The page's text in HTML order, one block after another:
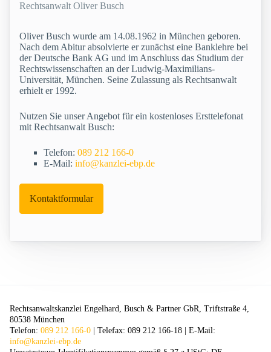
Rechtsanwalt Oliver Busch
Oliver Busch wurde am 14.08.1962 in München geboren.
Nach dem Abitur absolvierte er zunächst eine Banklehre bei
der Deutsche Bank AG und im Anschluss das Studium der
Rechtswissenschaften an der Ludwig-Maximilians-
Universität, München. Seine Zulassung als Rechtsanwalt
erhielt er 1992.
Nutzen Sie unser Angebot für ein kostenloses Ersttelefonat
mit Rechtsanwalt Busch:
Telefon: 089 212 166-0
E-Mail: info@kanzlei-ebp.de
Kontaktformular
Rechtsanwaltskanzlei Engelhard, Busch & Partner GbR, Triftstraße 4,
80538 München
Telefon: 089 212 166-0 | Telefax: 089 212 166-18 | E-Mail:
info@kanzlei-ebp.de